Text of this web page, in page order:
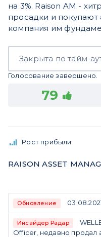
на 3%. Raison AM -
просадки и покупают
компания им
Закрыта по тайм-
Голосование завершено.
79
Рост прибыли
RAISON ASSET
Обновление
Инсайдер Радар
Officer, недавно продал